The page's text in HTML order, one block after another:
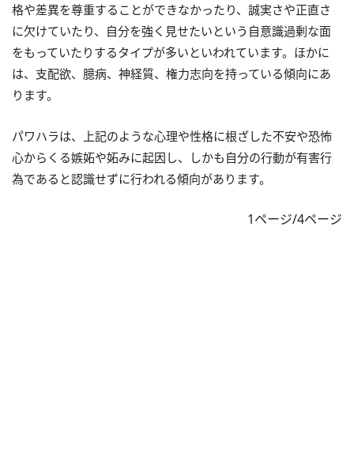
格や差異を尊重することができなかったり、誠実さや正直さ
に欠けていたり、自分を強く見せたいという自意識過剰な面
をもっていたりするタイプが多いといわれています。ほかに
は、支配欲、臆病、神経質、権力志向を持っている傾向にあ
ります。
パワハラは、上記のような心理や性格に根ざした不安や恐怖
心からくる嫉妬や妬みに起因し、しかも自分の行動が有害行
為であると認識せずに行われる傾向があります。
1ページ/4ページ